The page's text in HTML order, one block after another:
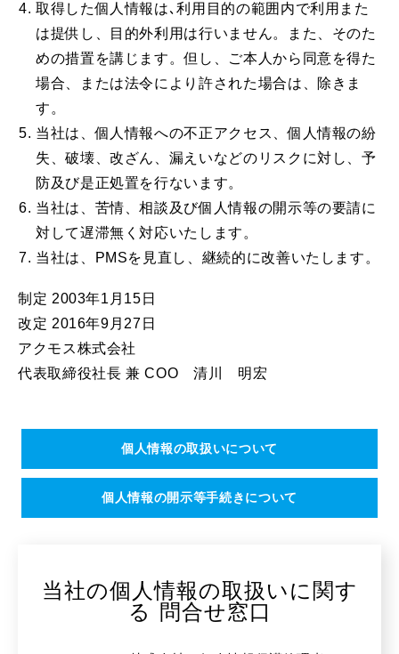
取得した個人情報は､利用目的の範囲内で利用また
は提供し、目的外利用は行いません。また、そのた
めの措置を講じます。但し、ご本人から同意を得た
場合、または法令により許された場合は、除きま
す。
当社は、個人情報への不正アクセス、個人情報の紛
失、破壊、改ざん、漏えいなどのリスクに対し、予
防及び是正処置を行ないます。
当社は、苦情、相談及び個人情報の開示等の要請に
対して遅滞無く対応いたします。
当社は、PMSを見直し、継続的に改善いたします。
制定 2003年1月15日
改定 2016年9月27日
アクモス株式会社
代表取締役社長 兼 COO 清川 明宏
個人情報の取扱いについて
個人情報の開示等手続きについて
当社の個人情報の取扱いに関す
る 問合せ窓口